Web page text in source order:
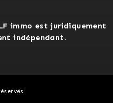
immo est juridiquement
indépendant.